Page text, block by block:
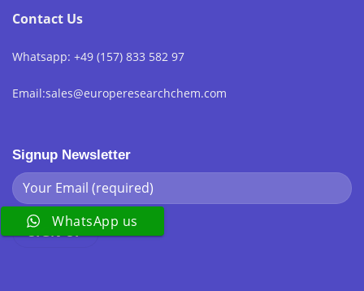
Contact Us
Whatsapp: +49 (157) 833 582 97
Email:sales@europeresearchchem.com
Signup Newsletter
WhatsApp us